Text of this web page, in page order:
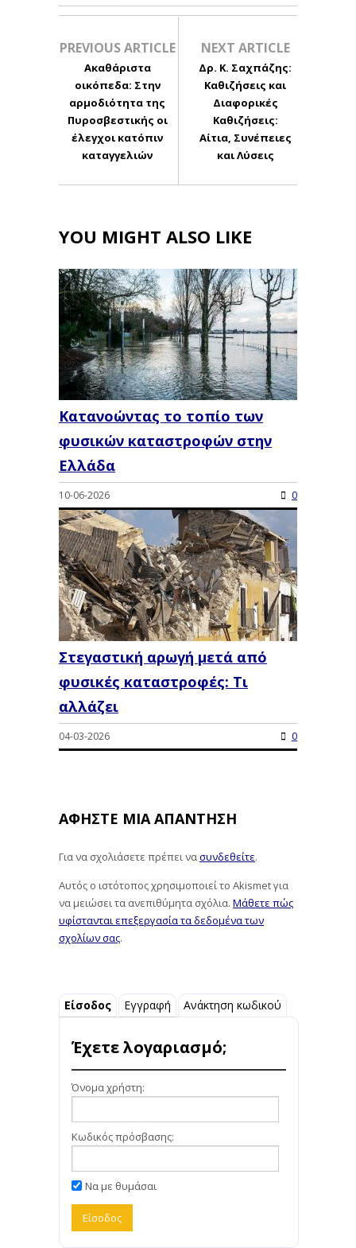
PREVIOUS ARTICLE
Ακαθάριστα
οικόπεδα: Στην
αρμοδιότητα της
Πυροσβεστικής οι
έλεγχοι κατόπιν
καταγγελιών
NEXT ARTICLE
Δρ. Κ. Σαχπάζης:
Καθιζήσεις και
Διαφορικές
Καθιζήσεις:
Αίτια, Συνέπειες
και Λύσεις
YOU MIGHT ALSO LIKE
Κατανοώντας το τοπίο των
φυσικών καταστροφών στην
Ελλάδα
10-06-2026 0
Στεγαστική αρωγή μετά από
φυσικές καταστροφές: Τι
αλλάζει
04-03-2026 0
ΑΦΉΣΤΕ ΜΙΑ ΑΠΆΝΤΗΣΗ
Για να σχολιάσετε πρέπει νασυνδεθείτε.
Αυτός ο ιστότοπος χρησιμοποιεί το Akismet για
να μειώσει τα ανεπιθύμητα σχόλια. Μάθετε πώς
υφίστανται επεξεργασία τα δεδομένα των
σχολίων σας.
Είσοδος Εγγραφή Ανάκτηση κωδικού
Έχετε λογαριασμό;
Όνομα χρήστη:
Κωδικός πρόσβασης:
Να με θυμάσαι